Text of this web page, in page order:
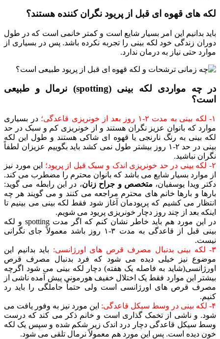
لکه های قهوه ای قبل از پریود نگران کننده هستند؟
باید بدانیم این امر بسیار شایع است و کمتر خانمی است که در طول
دوران زندگی خود لکه بینی را تجربه نکرده باشد. پس در بسیاری از
موارد حتی نیاز به درمان ندارد.
در چه مواردی لکه بینی (spotting) نرمال و طبیعی
است؟
۱- لکه بینی به مدت ۲-۱ روز بعد از خونریزی قاعدگی؛
در بسیاری
موارد که بانوان عزیز نگران هستند و از خونریزی کم و سبک در حد
لکه بینی به رنگ نارنجی یا قهوه ای شاکی هستند و طول این لکه
بینی در حد ۲-۱ روز بیشتر طول نمی کشد باید بگوییم عزیزان لطفاً
نگران نباشید.
۲- لکه بینی در حد خونریزی اندک و سبک قبل از پریود؛
این مورد نیز
از موارد بسیار شایع می باشد که بانوان محترم را مضطرب می کند.
دکتر ویدا یوسفیان، متخصص و جراح زنان، در این رابطه می گوید:
بارها و بارها خانم های محترم مراجعه می کنند و می گویند هر چه
انتظار می کشیم که پریودمان آغاز شود فقط لکه بینی می بینیم تا
اینکه بعد از چند روز دچار خونریزی پریود می شویم.
در این مورد هم باید خاطر نشان کنم که اگر مدت spotting و لکه
بینی قبل از قاعدگی به مدت ۳-۱ روز باشد معمولاً جای نگرانی
نیست.
۳- لکه بینی بدنبال مصرف قرص های اورژانسی:
باید بدانیم این
موضوع نیز خیلی دیده می شود که فرد بدنبال مصرف قرص
اورژانسی(شاید به فاصله یک هفته) دچار لکه بینی می شود اگرچه
بیشتر این موارد فقط یک اختلال خفیف هورمونی پیش آمده ناشی از
مصرف قرص های اورژانسی است ولی حتماً حاملگی را باید رد
کنیم.
۴- لکه بینی در وسط سیکل قاعدگی:
این مورد نیز به وفور یافت می
شود. و ناشی از تخمک گذاری است و خانم ذکر می کند که درست
وسط سیکل قاعدگی دچار درد اندک زیر شکم شده و سپس یک لکه
خون دیده است. پس این مورد هم معمولاً نرمال تلقی می شود.